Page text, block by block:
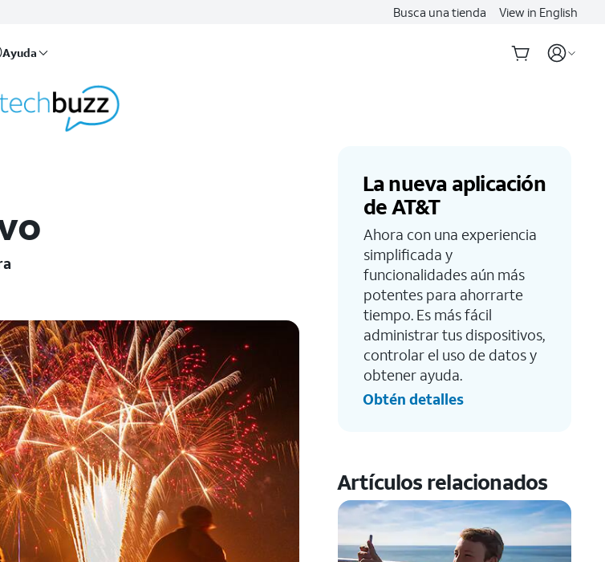
Busca una tienda View in English
Ayuda
La nueva aplicación
de AT&T
Ahora con una experiencia
simplificada y
funcionalidades aún más
potentes para ahorrarte
tiempo. Es más fácil
administrar tus dispositivos,
controlar el uso de datos y
obtener ayuda.
Obtén detalles
Artículos relacionados